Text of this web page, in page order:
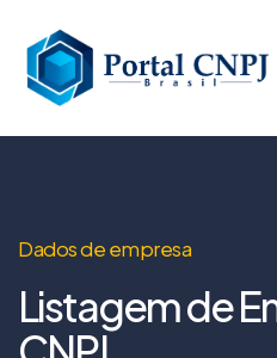
Dados de empresa
Listagem de